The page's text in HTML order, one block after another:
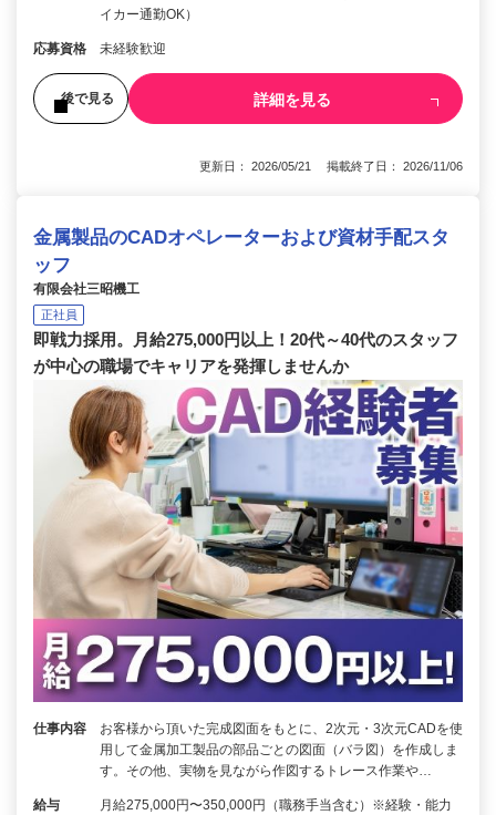
イカー通勤OK）
応募資格 未経験歓迎
後で見る 詳細を見る
更新日： 2026/05/21 掲載終了日： 2026/11/06
金属製品のCADオペレーターおよび資材手配スタ
ッフ
有限会社三昭機工
正社員
即戦力採用。月給275,000円以上！20代～40代のスタッフ
が中心の職場でキャリアを発揮しませんか
仕事内容
お客様から頂いた完成図面をもとに、2次元・3次元CADを使
用して金属加工製品の部品ごとの図面（バラ図）を作成しま
す。その他、実物を見ながら作図するトレース作業や…
給与
月給275,000円〜350,000円（職務手当含む）※経験・能力